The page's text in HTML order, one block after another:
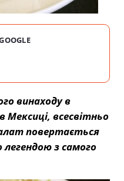
винаходу в
Мексиці, всесвітньо
повертається
з самого